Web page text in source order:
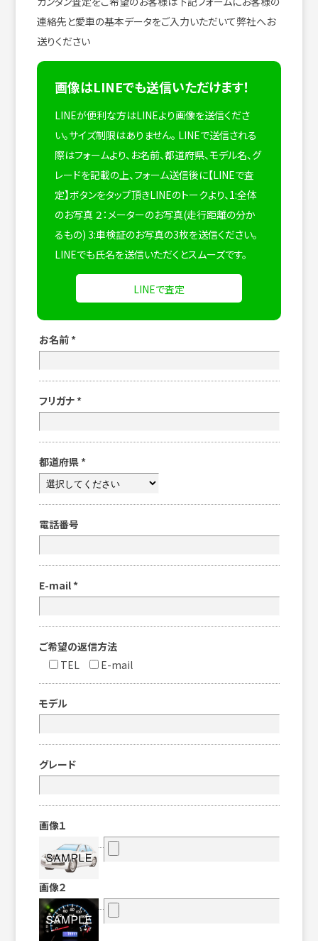
連絡先と愛車の基本データをご入力いただいて弊社へお
送りください
画像はLINEでも送信いただけます！
LINEが便利な方はLINEより画像を送信くださ
い。サイズ制限はありません。 LINEで送信される
際はフォームより、お名前、都道府県、モデル名、グ
レードを記載の上、フォーム送信後に【LINEで査
定】ボタンをタップ頂きLINEのトークより、1:全体
のお写真 ２：メーターのお写真(走行距離の分か
るもの) 3:車検証のお写真の3枚を送信ください。
LINEでも氏名を送信いただくとスムーズです。
LINEで査定
お名前 *
フリガナ *
都道府県 *
電話番号
E-mail *
ご希望の返信方法
TEL
E-mail
モデル
グレード
画像１
画像２